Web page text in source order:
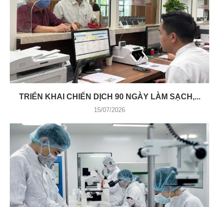
TRIỂN KHAI CHIẾN DỊCH 90 NGÀY LÀM SẠCH,...
15/07/2026